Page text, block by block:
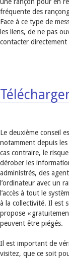
fréquente des
Face à ce type de
les liens, de ne pas
contacter directement
Le deuxième conseil
notamment depuis
cas contraire, le
dérober les
administrés, des
l’ordinateur avec un
l’accès à tout le
à la collectivité. Il est
propose «
peuvent être piégés.
Il est important de
visitez, que ce soit